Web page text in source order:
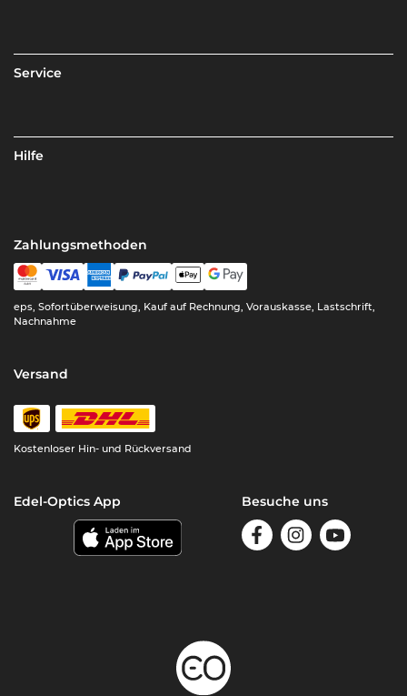
Service
Hilfe
Zahlungsmethoden
eps, Sofortüberweisung, Kauf auf Rechnung, Vorauskasse, Lastschrift,
Nachnahme
Versand
Kostenloser Hin- und Rückversand
Edel-Optics App Besuche uns